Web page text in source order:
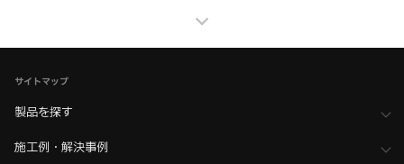
>
モニターマウント・モニターアーム
家具金物・建築金物
>
その他（格納ベッド・装飾パネル・ベアリングなど）
> 全て（格納ベッド・手すり・汎用品）
サイトマップ
製品を探す
施工例・解決事例